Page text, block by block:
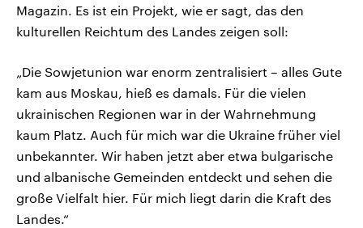
Magazin. Es ist ein Projekt, wie er sagt, das den
kulturellen Reichtum des Landes zeigen soll:
„Die Sowjetunion war enorm zentralisiert – alles Gute
kam aus Moskau, hieß es damals. Für die vielen
ukrainischen Regionen war in der Wahrnehmung
kaum Platz. Auch für mich war die Ukraine früher viel
unbekannter. Wir haben jetzt aber etwa bulgarische
und albanische Gemeinden entdeckt und sehen die
große Vielfalt hier. Für mich liegt darin die Kraft des
Landes.“